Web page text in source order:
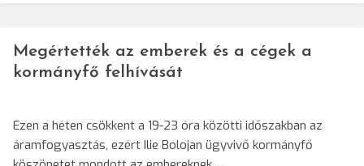
Megértették az emberek és a cégek a
kormányfő felhívását
Ezen a héten csökkent a 19-23 óra közötti időszakban az
áramfogyasztás, ezért Ilie Bolojan ügyvivő kormányfő